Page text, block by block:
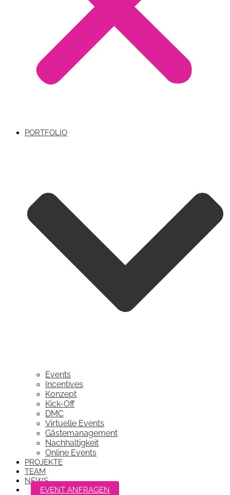
PORTFOLIO
Events
Incentives
Konzept
Kick-Off
DMC
Virtuelle Events
Gästemanagement
Nachhaltigkeit
Online Events
PROJEKTE
TEAM
NEWS
EVENT ANFRAGEN